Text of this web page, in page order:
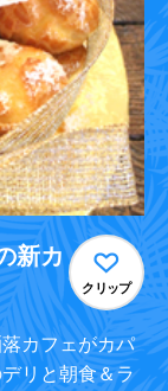
新カ
クリップ
カフェがカパ
リと朝食＆ラ